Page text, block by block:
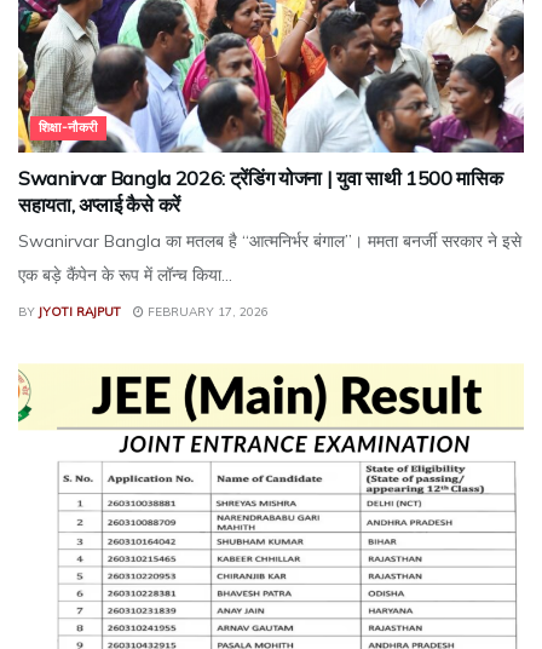
शिक्षा-नौकरी
Swanirvar Bangla 2026: ट्रेंडिंग योजना | युवा साथी ₹1500 मासिक
सहायता, अप्लाई कैसे करें
Swanirvar Bangla का मतलब है “आत्मनिर्भर बंगाल”। ममता बनर्जी सरकार ने इसे
एक बड़े कैंपेन के रूप में लॉन्च किया...
BY JYOTI RAJPUT FEBRUARY 17, 2026